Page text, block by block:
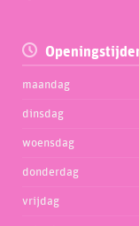
maandag
dinsdag
woensdag
donderdag
vrijdag